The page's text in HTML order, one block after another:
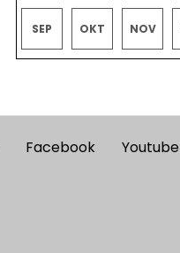
SEP OKT NOV
Facebook Youtube